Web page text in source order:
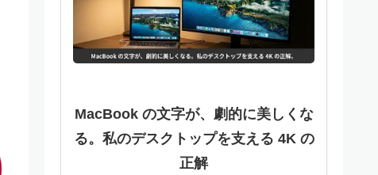
MacBook の文字が、劇的に美しくな
る。私のデスクトップを支える 4K の
正解